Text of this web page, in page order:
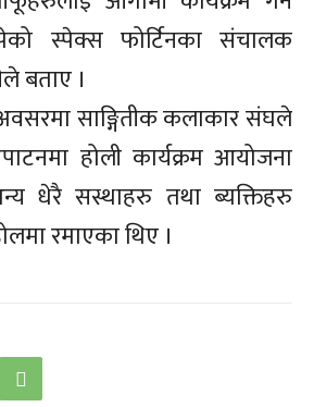
स्पेक्स फोर्टिनका संचालक
बताए ।
साङ्गितीक कलाकार संघले
होली कार्यक्रम आयोजना
धेरै सस्थाहरु तथा ब्यक्तिहरु
रमाएका थिए ।